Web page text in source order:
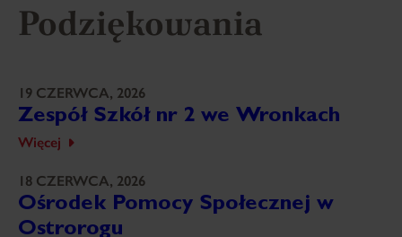
Podziękowania
19 CZERWCA, 2026
Zespół Szkół nr 2 we Wronkach
Więcej
18 CZERWCA, 2026
Ośrodek Pomocy Społecznej w
Ostrorogu